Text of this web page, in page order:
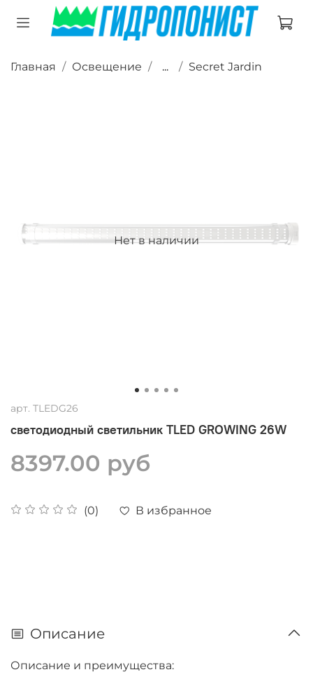
Главная Освещение ... Secret Jardin
Нет в наличии
арт. TLEDG26
светодиодный светильник TLED GROWING 26W
(0) В избранное
8397.00 руб
Описание
Описание и преимущества: